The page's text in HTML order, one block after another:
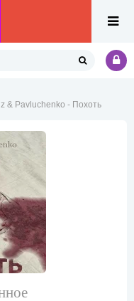
& Pavluchenko - Похоть